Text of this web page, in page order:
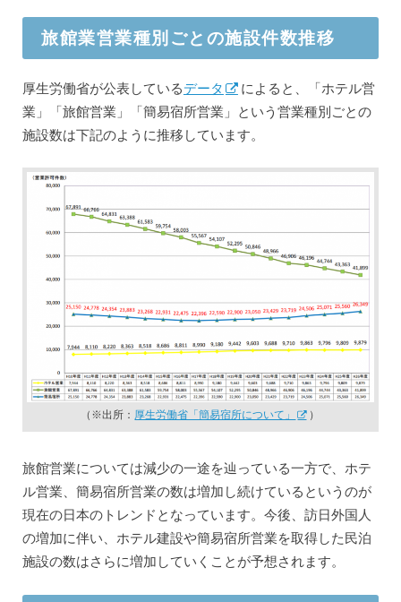
旅館業営業種別ごとの施設件数推移
厚生労働省が公表しているデータ
によると、「ホテル営
業」「旅館営業」「簡易宿所営業」という営業種別ごとの
施設数は下記のように推移しています。
（※出所： 厚生労働省「簡易宿所について」 ）
旅館営業については減少の一途を辿っている一方で、ホテ
ル営業、簡易宿所営業の数は増加し続けているというのが
現在の日本のトレンドとなっています。今後、訪日外国人
の増加に伴い、ホテル建設や簡易宿所営業を取得した民泊
施設の数はさらに増加していくことが予想されます。